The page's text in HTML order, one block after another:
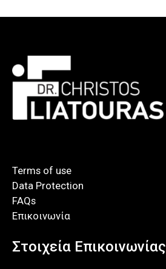
Terms of use
Data Protection
FAQs
Επικοινωνία
Στοιχεία Επικοινωνίας